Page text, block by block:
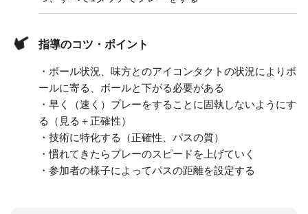
指導のコツ・ポイント
・ボール状況、味方とのアイコンタクトの状況によりボ
ールに寄る、ボールと下がる必要がある
・早く（速く）プレーをすることに固執しないようにす
る（見る＋正確性）
・技術に特化する（正確性、パスの質）
・慣れてきたらプレーのスピードを上げていく
・参加者の様子によってパスの距離を設定する